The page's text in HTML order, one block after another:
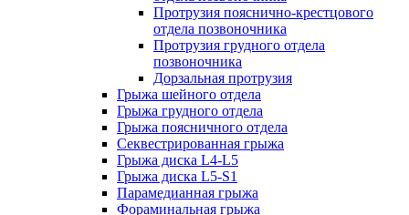
Протрузия пояснично-крестцового
отдела позвоночника
Протрузия грудного отдела
позвоночника
Дорзальная протрузия
Грыжа шейного отдела
Грыжа грудного отдела
Грыжа поясничного отдела
Секвестрированная грыжа
Грыжа диска L4-L5
Грыжа диска L5-S1
Парамедианная грыжа
Фораминальная грыжа